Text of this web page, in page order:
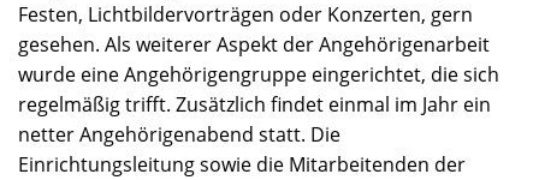
Festen, Lichtbildervorträgen oder Konzerten, gern
gesehen. Als weiterer Aspekt der Angehörigenarbeit
wurde eine Angehörigengruppe eingerichtet, die sich
regelmäßig trifft. Zusätzlich findet einmal im Jahr ein
netter Angehörigenabend statt. Die
Einrichtungsleitung sowie die Mitarbeitenden der